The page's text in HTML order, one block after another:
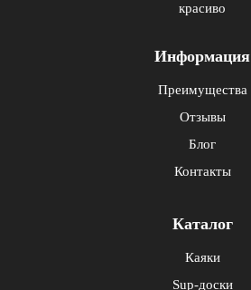
красиво
Информация
Преимущества
Отзывы
Блог
Контакты
Каталог
Каяки
Sup-доски